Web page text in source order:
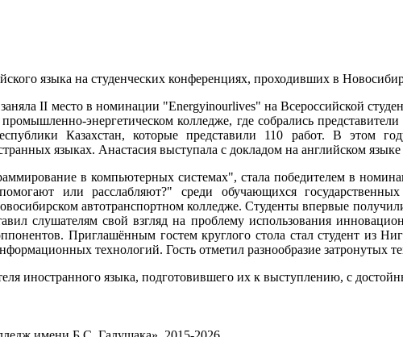
языка на студенческих конференциях, проходивших в
II место в номинации "Energyinourlives" на Всероссийской
энергетическом колледже, где собрались представители
Казахстан, которые представили 110 работ. В этом
языках. Анастасия выступала с докладом на английском
в компьютерных системах", стала победителем в
или расслабляют?" среди обучающихся государственных
автотранспортном колледже. Студенты впервые
слушателям свой взгляд на проблему использования
Приглашённым гостем круглого стола стал студент из
технологий. Гость отметил разнообразие затронутых
иностранного языка, подготовившего их к выступлению, с